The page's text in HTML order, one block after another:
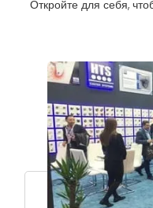
Откройте для себя,